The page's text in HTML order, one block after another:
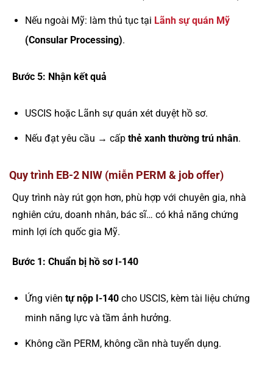
Nếu ngoài Mỹ: làm thủ tục tại Lãnh sự quán Mỹ
(Consular Processing).
Bước 5: Nhận kết quả
USCIS hoặc Lãnh sự quán xét duyệt hồ sơ.
Nếu đạt yêu cầu → cấp thẻ xanh thường trú nhân.
Quy trình EB-2 NIW (miễn PERM & job offer)
Quy trình này rút gọn hơn, phù hợp với chuyên gia, nhà
nghiên cứu, doanh nhân, bác sĩ… có khả năng chứng
minh lợi ích quốc gia Mỹ.
Bước 1: Chuẩn bị hồ sơ I-140
Ứng viên tự nộp I-140cho USCIS, kèm tài liệu chứng
minh năng lực và tầm ảnh hưởng.
Không cần PERM, không cần nhà tuyển dụng.